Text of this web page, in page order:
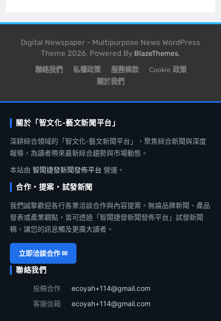
Digital Newspaper - Multipurpose News WordPress
Theme 2026. Powered By BlazeThemes.
聯絡我們 私權政策 服務條款
Cookie 政策
關於我們
關於「智文化-藝文新聞平台」
深耕綜合領域的「智文化-藝文新聞平台」，聚焦綜合新聞與深度
報導，為讀者帶來最新綜合趨勢與市場動態。
本站由 智聞捷發新聞發佈平台 營運。
合作・提案・試發新聞
我們誠摯歡迎各行各業洽談合作與內容提案。無論品牌新聞、產品
發表或產業觀點，皆可透過「智聞捷發新聞發佈平台」試發新聞
稿，讓您的訊息觸及更廣大讀者。
立即洽談合作 ✉
聯絡我們
投稿合作
ecoyah+114@gmail.com
客服信箱
ecoyah+114@gmail.com